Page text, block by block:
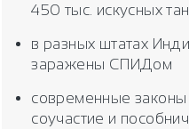
450 тыс. искусных
в разных штатах
заражены СПИДом
современные
соучастие и